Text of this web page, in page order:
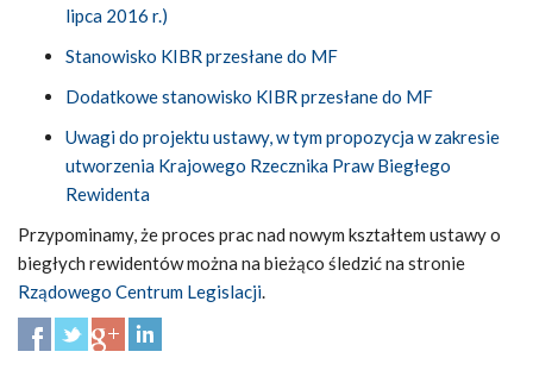
lipca 2016 r.)
Stanowisko KIBR przesłane do MF
Dodatkowe stanowisko KIBR przesłane do MF
Uwagi do projektu ustawy, w tym propozycja w zakresie
utworzenia Krajowego Rzecznika Praw Biegłego
Rewidenta
Przypominamy, że proces prac nad nowym kształtem ustawy o
biegłych rewidentów można na bieżąco śledzić na stronie
Rządowego Centrum Legislacji.